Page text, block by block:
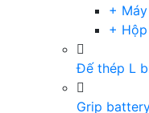
+
+
Đế thép L
Grip